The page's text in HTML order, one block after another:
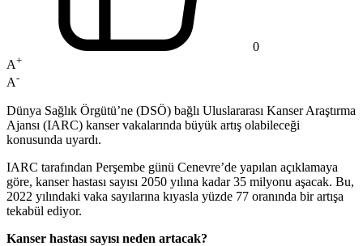
0
A+
A-
Dünya Sağlık Örgütü’ne (DSÖ) bağlı Uluslararası Kanser Araştırma
Ajansı (IARC) kanser vakalarında büyük artış olabileceği
konusunda uyardı.
IARC tarafından Perşembe günü Cenevre’de yapılan açıklamaya
göre, kanser hastası sayısı 2050 yılına kadar 35 milyonu aşacak. Bu,
2022 yılındaki vaka sayılarına kıyasla yüzde 77 oranında bir artışa
tekabül ediyor.
Kanser hastası sayısı neden artacak?